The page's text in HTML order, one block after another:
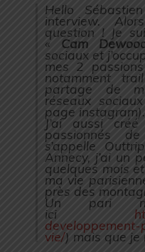
Hello
interview.
question ! Je
« Cam
sociaux et
mes 2
notamment
partage de
réseaux
page instagram).
J’ai aussi
passionnés
s’appelle
Annecy, j’ai un
quelques mois
ma vie
près des
Un pari
ici
developpement-
vie/) mais que